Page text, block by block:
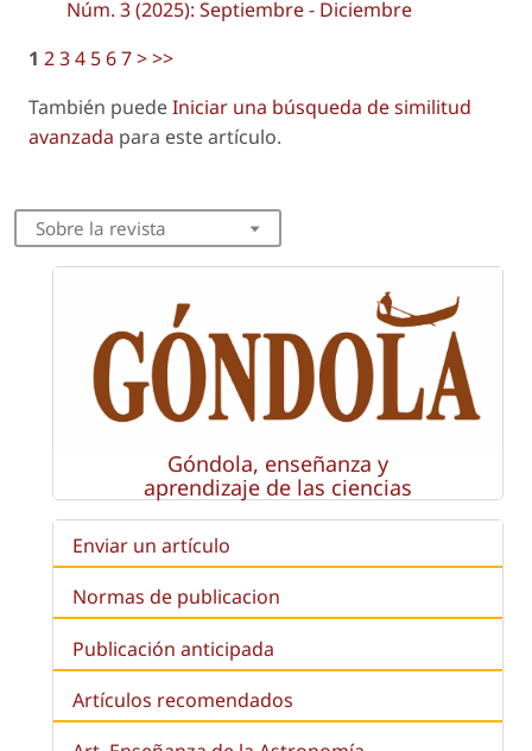
Núm. 3 (2025): Septiembre - Diciembre
1 234 567>>>
También puedeIniciar una búsqueda de similitud
avanzada para este artículo.
Sobre la revista
Góndola, enseñanza y
aprendizaje de las ciencias
Enviar un artículo
Normas de publicacion
Publicación anticipada
Artículos recomendados